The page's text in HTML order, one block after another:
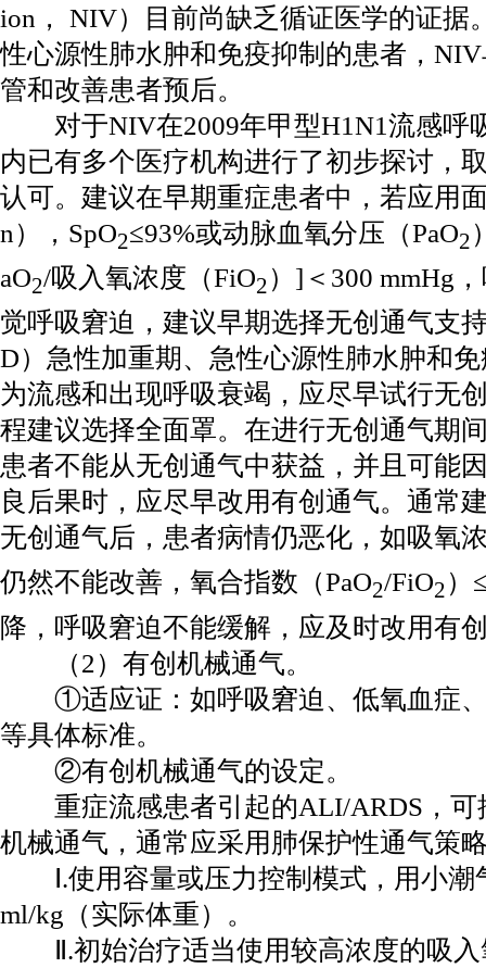
ion， NIV）目前尚缺乏循证医学的证据
性心源性肺水肿和免疫抑制的患者，
管和改善患者预后。
对于NIV在2009年甲型H1N1流感呼
内已有多个医疗机构进行了初步探讨，
认可。建议在早期重症患者中，若应用
n），SpO2≤93%或动脉血氧分压（PaO2
aO2/吸入氧浓度（FiO2 ）]＜300 mmHg
觉呼吸窘迫，建议早期选择无创通气支
D）急性加重期、急性心源性肺水肿和
为流感和出现呼吸衰竭，应尽早试行无
程建议选择全面罩。在进行无创通气期
患者不能从无创通气中获益，并且可能
良后果时，应尽早改用有创通气。通常
无创通气后，患者病情仍恶化，如吸氧
仍然不能改善，氧合指数（PaO2/FiO2 ）
降，呼吸窘迫不能缓解，应及时改用有
（2）有创机械通气。
①适应证：如呼吸窘迫、低氧血症、
等具体标准。
②有创机械通气的设定。
重症流感患者引起的ALI/ARDS，可
机械通气，通常应采用肺保护性通气策
Ⅰ.使用容量或压力控制模式，用小潮
ml/kg（实际体重）。
Ⅱ.初始治疗适当使用较高浓度的吸入